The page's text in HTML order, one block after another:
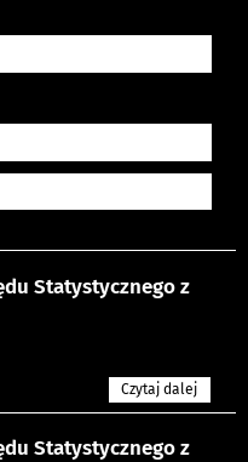
Statystycznego z
Czytaj dalej
Statystycznego z